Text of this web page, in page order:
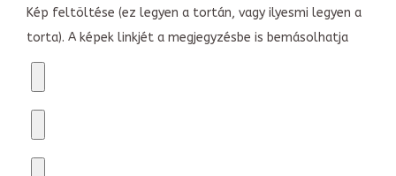
Kép feltöltése (ez legyen a tortán, vagy ilyesmi legyen a
torta). A képek linkjét a megjegyzésbe is bemásolhatja